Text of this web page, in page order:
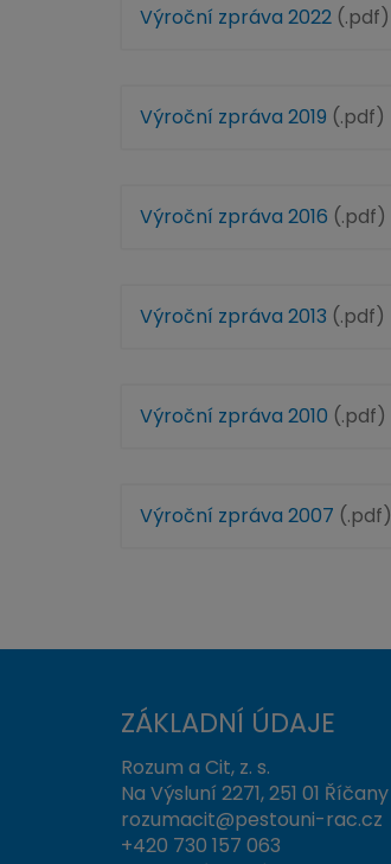
Výroční zpráva 2022 (.pdf)
Výroční zpráva 2019 (.pdf)
Výroční zpráva 2016 (.pdf)
Výroční zpráva 2013 (.pdf)
Výroční zpráva 2010 (.pdf)
Výroční zpráva 2007 (.pdf)
ZÁKLADNÍ ÚDAJE
Rozum a Cit, z. s.
Na Výsluní 2271, 251 01 Říčany
rozumacit@pestouni-rac.cz
+420 730 157 063